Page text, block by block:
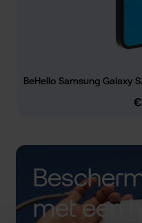
BeHello Samsung Galaxy
met een